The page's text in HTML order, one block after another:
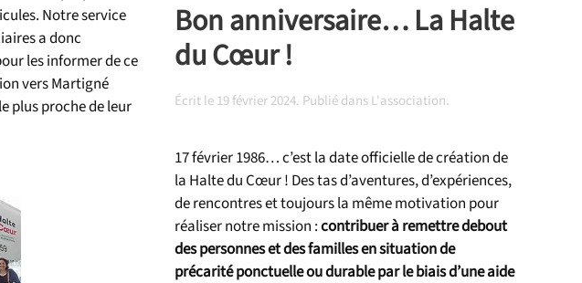
Notre service
a donc
les informer de ce
vers Martigné
plus proche de leur
Bon anniversaire… La Halte
du Cœur !
Écrit le19 février 2024. Publié dansL'association.
17 février 1986… c’est la date officielle de création de
la Halte du Cœur ! Des tas d’aventures, d’expériences,
de rencontres et toujours la même motivation pour
réaliser notre mission :contribuer à remettre debout
des personnes et des familles en situation de
précarité ponctuelle ou durable par le biais d’une aide